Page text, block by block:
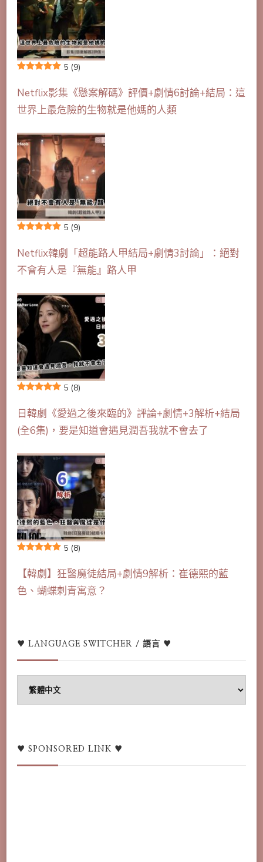
5 (9)
Netflix影集《懸案解碼》評價+劇情6討論+結局：這
世界上最危險的生物就是他媽的人類
5 (9)
Netflix韓劇「超能路人甲結局+劇情3討論」：絕對
不會有人是『無能』路人甲
5 (8)
日韓劇《愛過之後來臨的》評論+劇情+3解析+結局
(全6集)，要是知道會遇見潤吾我就不會去了
5 (8)
【韓劇】狂醫魔徒結局+劇情9解析：崔德熙的藍
色、蝴蝶刺青寓意？
♥ LANGUAGE SWITCHER / 語言 ♥
語
言
♥ SPONSORED LINK ♥